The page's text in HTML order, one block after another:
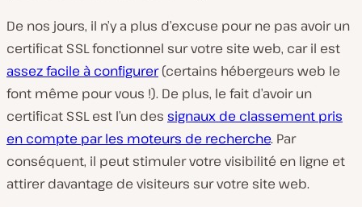
De nos jours, il n’y a plus d’excuse pour ne pas avoir un
certificat SSL fonctionnel sur votre site web, car il est
assez facile à configurer(certains hébergeurs web le
font même pour vous !). De plus, le fait d’avoir un
certificat SSL est l’un des signaux de classement pris
en compte par les moteurs de recherche. Par
conséquent, il peut stimuler votre visibilité en ligne et
attirer davantage de visiteurs sur votre site web.